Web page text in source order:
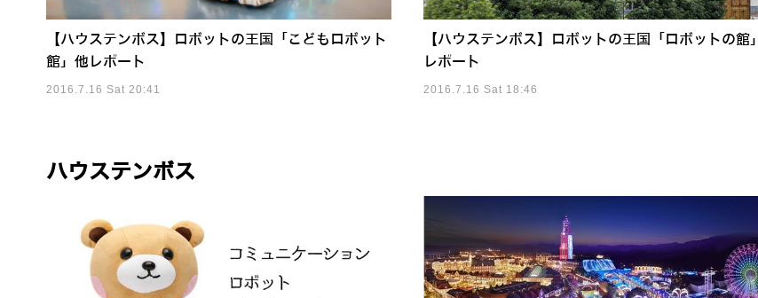
【ハウステンボス】ロボットの王国「こどもロボット
館」他レポート
2016.7.16 Sat 20:41
【ハウステンボス】ロボットの王国「ロボットの館」
レポート
2016.7.16 Sat 18:46
ハウステンボス